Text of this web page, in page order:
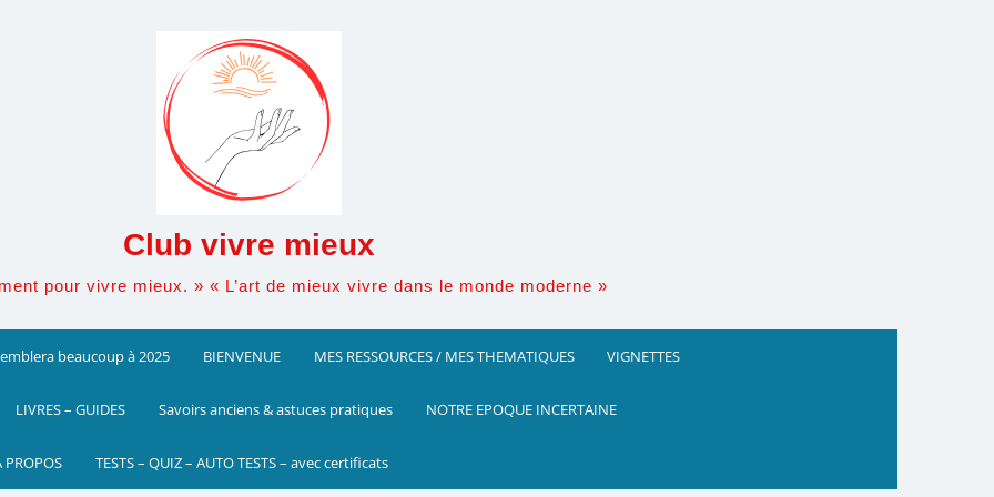
Club vivre mieux
pour vivre mieux. » « L’art de mieux vivre dans le monde moderne »
beaucoup à 2025 BIENVENUE MES RESSOURCES / MES THEMATIQUES VIGNETTES
LIVRES – GUIDES Savoirs anciens & astuces pratiques NOTRE EPOQUE INCERTAINE
PROPOS TESTS – QUIZ – AUTO TESTS – avec certificats